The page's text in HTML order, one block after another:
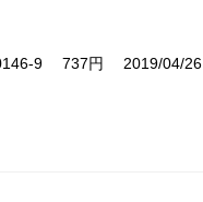
9 737円 2019/04/26